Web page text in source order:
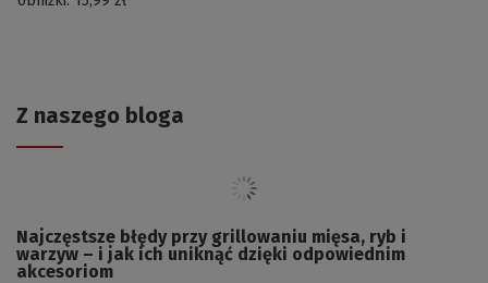
Z naszego bloga
Najczęstsze błędy przy grillowaniu mięsa, ryb i
warzyw – i jak ich uniknąć dzięki odpowiednim
akcesoriom